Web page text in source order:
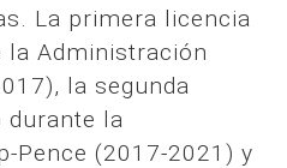
La primera licencia
la Administración
la segunda
durante la
Pence (2017-2021) y